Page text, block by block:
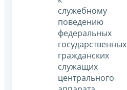
служебному
поведению
федеральных
государственных
гражданских
служащих
центрального